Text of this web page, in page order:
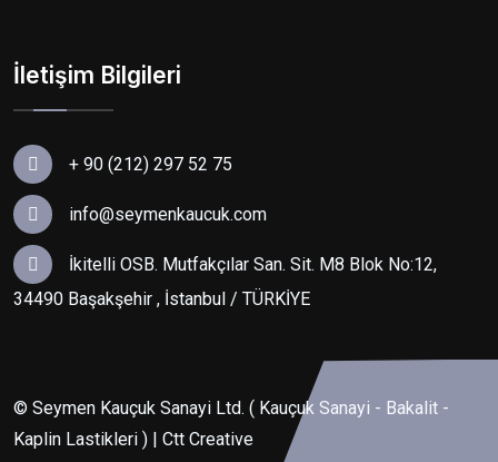
İletişim Bilgileri
+ 90 (212) 297 52 75
info@seymenkaucuk.com
İkitelli OSB. Mutfakçılar San. Sit. M8 Blok No:12,
34490 Başakşehir , İstanbul / TÜRKİYE
© Seymen Kauçuk Sanayi Ltd. ( Kauçuk Sanayi - Bakalit -
Kaplin Lastikleri ) | Ctt Creative